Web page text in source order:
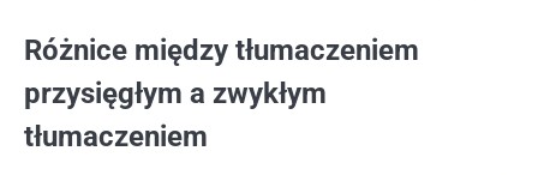
Różnice między tłumaczeniem
przysięgłym a zwykłym
tłumaczeniem